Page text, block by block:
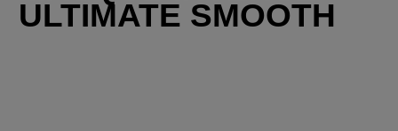
ULTIMATE SMOOTH